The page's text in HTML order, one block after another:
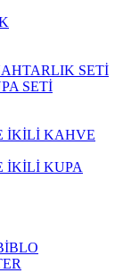
SETİ
SETİ
İKİLİ KAHVE
İKİLİ KUPA